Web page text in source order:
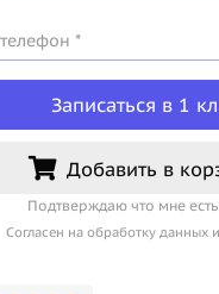
*
Записаться в 1
Добавить в
Подтверждаю что мне есть
Согласен на обработку данных